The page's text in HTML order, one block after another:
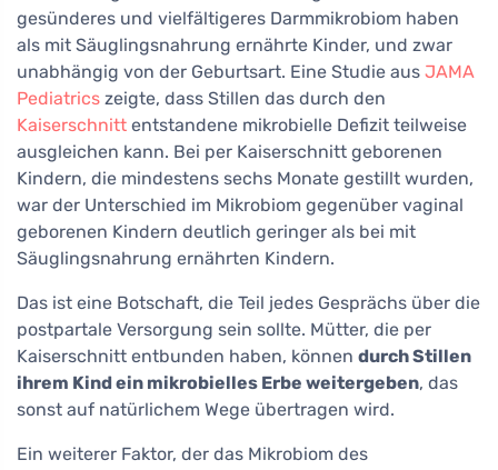
gesünderes und vielfältigeres Darmmikrobiom haben
als mit Säuglingsnahrung ernährte Kinder, und zwar
unabhängig von der Geburtsart. Eine Studie aus JAMA
Pediatrics zeigte, dass Stillen das durch den
Kaiserschnitt entstandene mikrobielle Defizit teilweise
ausgleichen kann. Bei per Kaiserschnitt geborenen
Kindern, die mindestens sechs Monate gestillt wurden,
war der Unterschied im Mikrobiom gegenüber vaginal
geborenen Kindern deutlich geringer als bei mit
Säuglingsnahrung ernährten Kindern.
Das ist eine Botschaft, die Teil jedes Gesprächs über die
postpartale Versorgung sein sollte. Mütter, die per
Kaiserschnitt entbunden haben, können durch Stillen
ihrem Kind ein mikrobielles Erbe weitergeben, das
sonst auf natürlichem Wege übertragen wird.
Ein weiterer Faktor, der das Mikrobiom des